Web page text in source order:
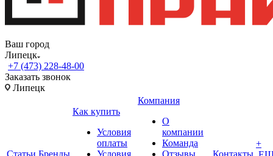
Ваш город
Липецк
+7 (473) 228-48-00
Заказать звонок
Липецк
Статьи Бренды
Как купить
Условия
оплаты
Условия
Компания
О
компании
Команда
Отзывы
Контакты
+